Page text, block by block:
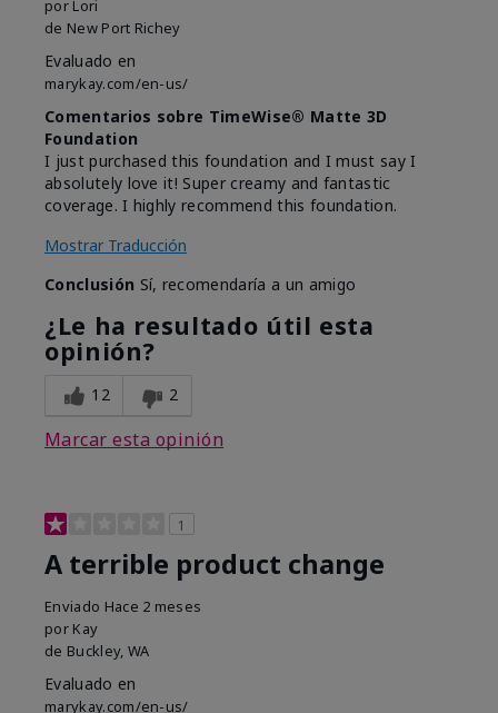
por Lori
de New Port Richey
Evaluado en
marykay.com/en-us/
Comentarios sobre TimeWise® Matte 3D
Foundation
I just purchased this foundation and I must say I
absolutely love it! Super creamy and fantastic
coverage. I highly recommend this foundation.
Mostrar Traducción
Conclusión Sí, recomendaría a un amigo
¿Le ha resultado útil esta
opinión?
12 2
Marcar esta opinión
1
A terrible product change
Enviado Hace 2 meses
por Kay
de Buckley, WA
Evaluado en
marykay.com/en-us/